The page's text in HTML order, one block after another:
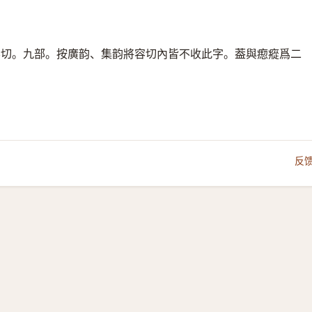
。九部。按廣韵、集韵將容切內皆不收此字。葢與瘛瘲爲二
反